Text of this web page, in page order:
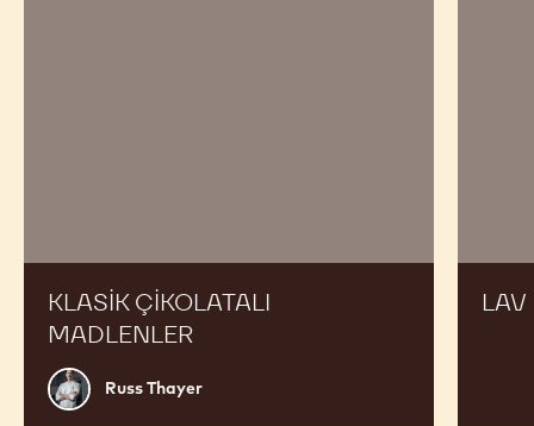
KLASIK ÇIKOLATALI
MADLENLER
Russ
Thayer
Russ Thayer
LAV